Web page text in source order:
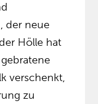
der neue
Hölle hat
verschenkt,
zu